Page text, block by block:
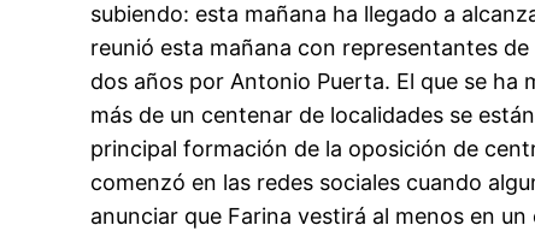
subiendo: esta mañana ha llegado a
reunió esta mañana con representantes
dos años por Antonio Puerta. El que se ha
más de un centenar de localidades se
principal formación de la oposición de
comenzó en las redes sociales cuando
anunciar que Farina vestirá al menos en